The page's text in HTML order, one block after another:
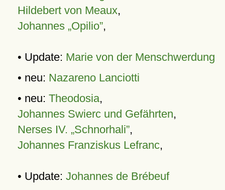
Hildebert von Meaux,
Johannes „Opilio”,
• Update: Marie von der Menschwerdung
• neu: Nazareno Lanciotti
• neu: Theodosia,
Johannes Swierc und Gefährten,
Nerses IV. „Schnorhali”,
Johannes Franziskus Lefranc,
• Update: Johannes de Brébeuf